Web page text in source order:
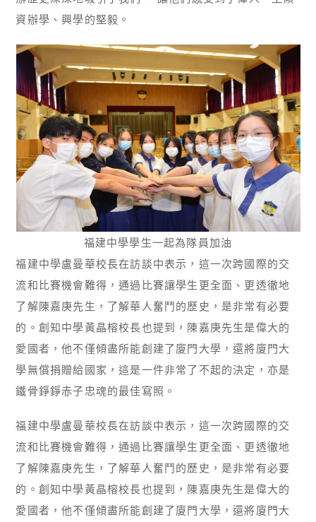
資辦學、興學的堅毅。
福建中學學生一起為隊員加油
福建中學盧曼華校長在訪談中表示，這一次跨國際的交
流和比賽機會難得，通過比賽讓學生更全面、更透徹地
了解陳嘉庚先生，了解華人奮鬥的歷史，是非常有必要
的。創知中學黃晶榕校長也提到，陳嘉庚先生是偉大的
愛國者，他不僅傾盡所能創建了廈門大學，還將廈門大
學無償捐贈給國家，這是一件非常了不起的決定，亦是
鐵骨錚錚赤子忠魂的最佳寫照。
福建中學盧曼華校長在訪談中表示，這一次跨國際的交
流和比賽機會難得，通過比賽讓學生更全面、更透徹地
了解陳嘉庚先生，了解華人奮鬥的歷史，是非常有必要
的。創知中學黃晶榕校長也提到，陳嘉庚先生是偉大的
愛國者，他不僅傾盡所能創建了廈門大學，還將廈門大